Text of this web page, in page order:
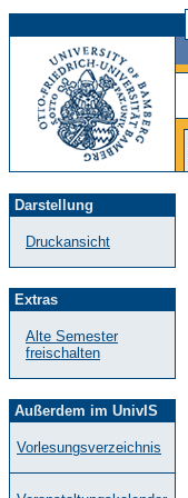
Darstellung
Druckansicht
Extras
Alte Semester
freischalten
Außerdem im UnivIS
Vorlesungsverzeichnis